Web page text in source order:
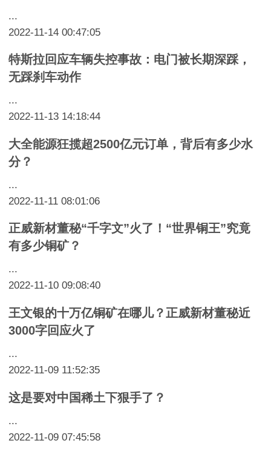
...
2022-11-14 00:47:05
特斯拉回应车辆失控事故：电门被长期深踩，
无踩刹车动作
...
2022-11-13 14:18:44
大全能源狂揽超2500亿元订单，背后有多少水
分？
...
2022-11-11 08:01:06
正威新材董秘“千字文”火了！“世界铜王”究竟
有多少铜矿？
...
2022-11-10 09:08:40
王文银的十万亿铜矿在哪儿？正威新材董秘近
3000字回应火了
...
2022-11-09 11:52:35
这是要对中国稀土下狠手了？
...
2022-11-09 07:45:58